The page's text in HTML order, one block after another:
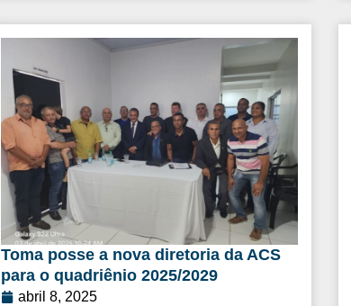
Toma posse a nova diretoria da ACS
para o quadriênio 2025/2029
abril 8, 2025